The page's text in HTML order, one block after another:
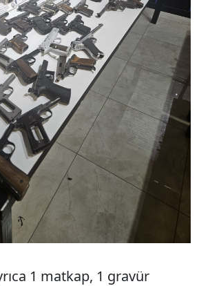
1 matkap, 1 gravür